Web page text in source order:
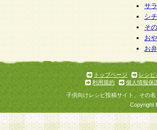
お客様から当社が保有している個人情
止等を求められた場合には、ご本人
た場合に限り、法令に準拠して合理的
す。なお、開示 請求等の請求先は個
、本規約等を承諾のうえ、当社所定の
が承認した者、グループとします。な
当する場合は会員登録をすることがで
サ
シ
そ
お
お
トップページ
レシピ
利用規約
個人情報保
子供向けレシピ投稿サイト、その
Copyright